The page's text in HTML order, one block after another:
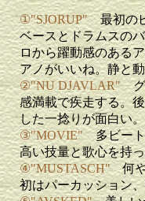
①"SJORUP"最初のピ
ベースとドラムスの
ロから躍動感のある
アノがいいね。静と
②"NU DJAVLAR"グ
感満載で疾走する。
した一捻りが面白い。
③"MOVIE"多ビート
高い技量と歌心を持
④"MUSTASCH"何や
初はパーカッション